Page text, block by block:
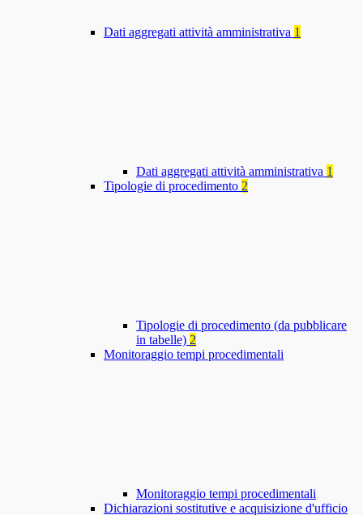
Dati aggregati attività amministrativa 1
Dati aggregati attività amministrativa 1
Tipologie di procedimento 2
Tipologie di procedimento (da pubblicare
in tabelle) 2
Monitoraggio tempi procedimentali
Monitoraggio tempi procedimentali
Dichiarazioni sostitutive e acquisizione d'ufficio